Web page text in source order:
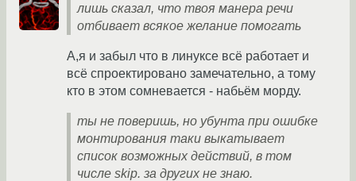
лишь сказал, что твоя манера речи
отбивает всякое желание помогать
А,я и забыл что в линуксе всё работает и
всё спроектировано замечательно, а тому
кто в этом сомневается - набьём морду.
ты не поверишь, но убунта при ошибке
монтирования таки выкатывает
список возможных действий, в том
числе skip. за других не знаю.